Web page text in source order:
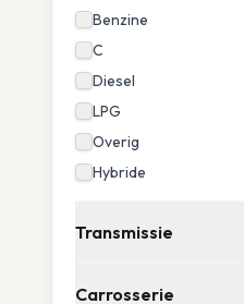
Benzine
C
Diesel
LPG
Overig
Hybride
Transmissie
Carrosserie